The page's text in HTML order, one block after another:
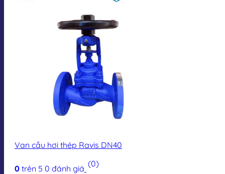
Van cầu hơi thép Ravis DN40
0 trên 5 0 đánh giá (0)